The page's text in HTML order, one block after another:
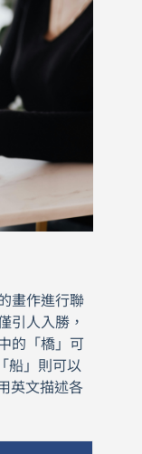
畫作進行聯
引人入勝，
的「橋」可
船」則可以
英文描述各